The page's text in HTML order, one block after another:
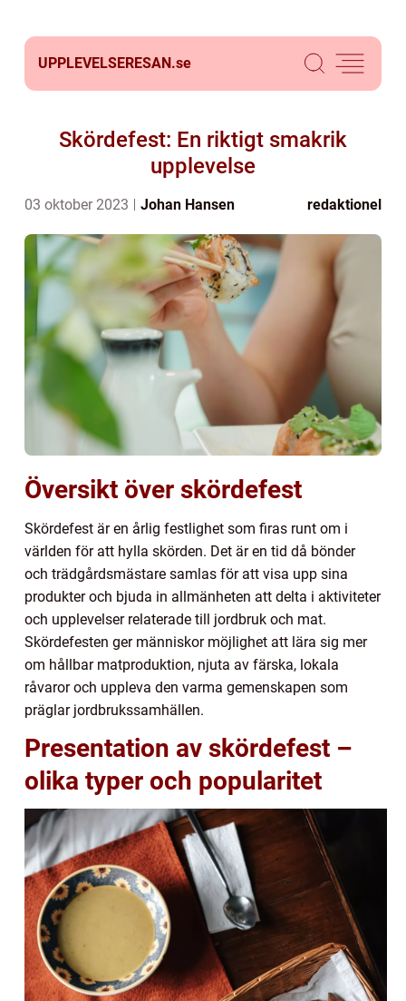
UPPLEVELSERESAN.se
Skördefest: En riktigt smakrik
upplevelse
03 oktober 2023 Johan Hansen redaktionel
Översikt över skördefest
Skördefest är en årlig festlighet som firas runt om i
världen för att hylla skörden. Det är en tid då bönder
och trädgårdsmästare samlas för att visa upp sina
produkter och bjuda in allmänheten att delta i aktiviteter
och upplevelser relaterade till jordbruk och mat.
Skördefesten ger människor möjlighet att lära sig mer
om hållbar matproduktion, njuta av färska, lokala
råvaror och uppleva den varma gemenskapen som
präglar jordbrukssamhällen.
Presentation av skördefest –
olika typer och popularitet